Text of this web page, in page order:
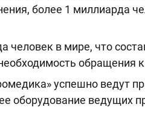
более 1 миллиарда
в мире, что
обращения
успешно ведут
оборудование ведущих